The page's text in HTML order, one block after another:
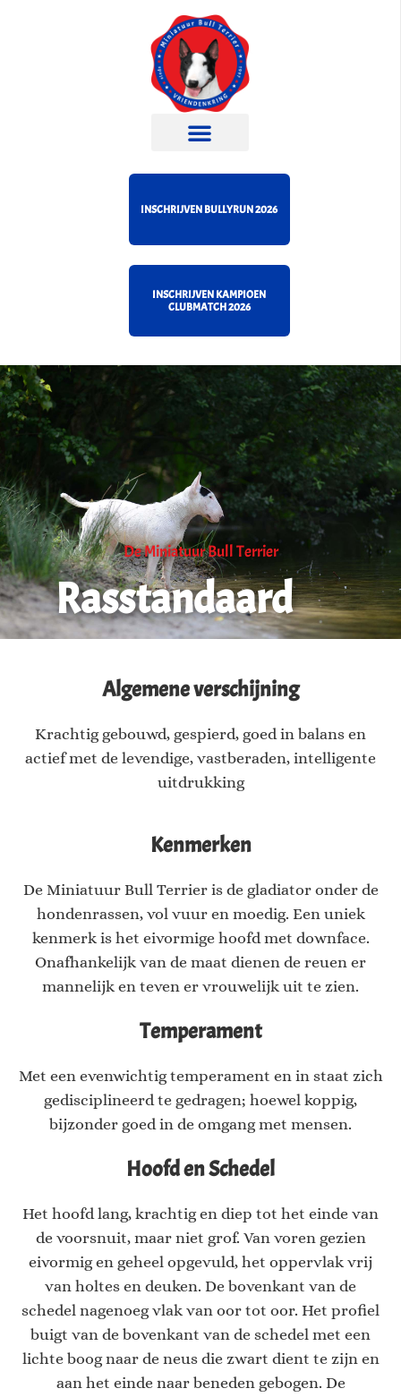
INSCHRIJVEN BULLYRUN 2026
INSCHRIJVEN KAMPIOEN
CLUBMATCH 2026
De Miniatuur Bull Terrier
Rasstandaard
Algemene verschijning
Krachtig gebouwd, gespierd, goed in balans en
actief met de levendige, vastberaden, intelligente
uitdrukking
Kenmerken
De Miniatuur Bull Terrier is de gladiator onder de
hondenrassen, vol vuur en moedig. Een uniek
kenmerk is het eivormige hoofd met downface.
Onafhankelijk van de maat dienen de reuen er
mannelijk en teven er vrouwelijk uit te zien.
Temperament
Met een evenwichtig temperament en in staat zich
gedisciplineerd te gedragen; hoewel koppig,
bijzonder goed in de omgang met mensen.
Hoofd en Schedel
Het hoofd lang, krachtig en diep tot het einde van
de voorsnuit, maar niet grof. Van voren gezien
eivormig en geheel opgevuld, het oppervlak vrij
van holtes en deuken. De bovenkant van de
schedel nagenoeg vlak van oor tot oor. Het profiel
buigt van de bovenkant van de schedel met een
lichte boog naar de neus die zwart dient te zijn en
aan het einde naar beneden gebogen. De